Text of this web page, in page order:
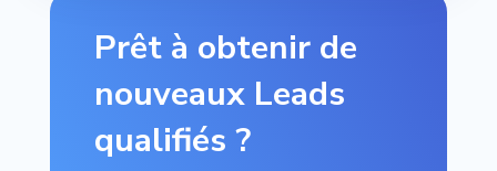
Prêt à obtenir de
nouveaux Leads
qualifiés ?